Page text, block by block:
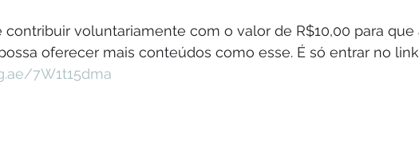
contribuir voluntariamente com o valor de R$10,00 para que
oferecer mais conteúdos como esse. É só entrar no
7W1t15dma